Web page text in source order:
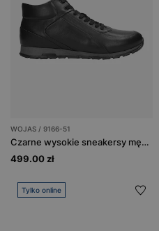
WOJAS / 9166-51
Czarne wysokie sneakersy męskie ze skóry licowej
499.00 zł
Tylko online